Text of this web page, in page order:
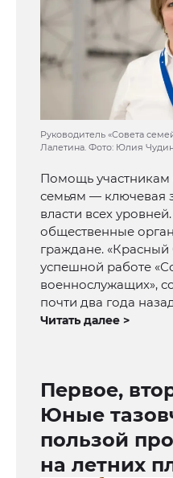
Руководитель «Совета
Лалетина. Фото: Юлия
Помощь
семьям — ключевая
власти всех
общественные
граждане. «Красный
успешной работе
военнослужащих»,
почти два года
Читать далее >
Первое,
Юные
пользой
на летних